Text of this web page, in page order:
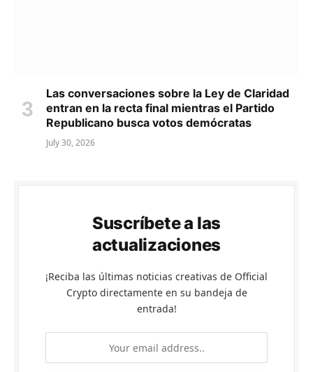
Las conversaciones sobre la Ley de Claridad
entran en la recta final mientras el Partido
Republicano busca votos demócratas
July 30, 2026
Suscríbete a las
actualizaciones
¡Reciba las últimas noticias creativas de Official
Crypto directamente en su bandeja de
entrada!